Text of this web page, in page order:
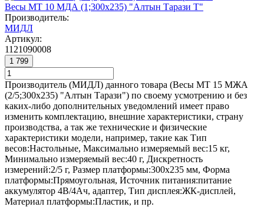
Весы МТ 10 МДА (1;300x235) "Алтын Тарази Т"
Производитель:
МИДЛ
Артикул:
1121090008
1 799
Производитель (МИДЛ) данного товара (Весы МТ 15 МЖА
(2/5;300x235) "Алтын Тарази") по своему усмотрению и без
каких-либо дополнительных уведомлений имеет право
изменить комплектацию, внешние характеристики, страну
производства, а так же технические и физические
характеристики модели, например, такие как Тип
весов:Настольные, Максимально измеряемый вес:15 кг,
Минимально измеряемый вес:40 г, Дискретность
измерений:2/5 г, Размер платформы:300х235 мм, Форма
платформы:Прямоугольная, Источник питания:питание
аккумулятор 4В/4Ач, адаптер, Тип дисплея:ЖК-дисплей,
Материал платформы:Пластик, и пр.